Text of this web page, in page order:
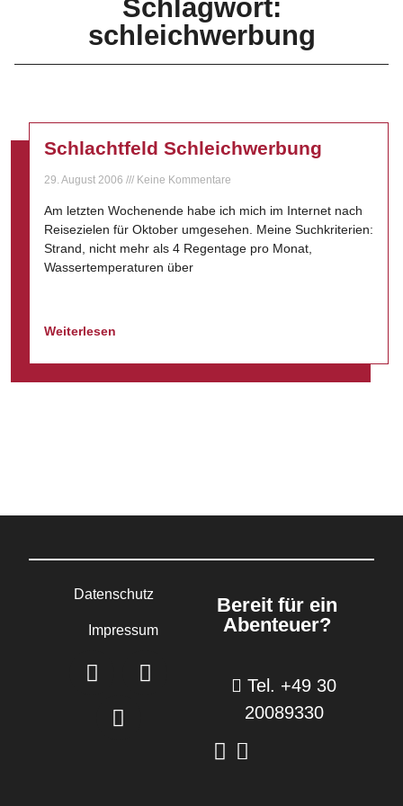
Schlagwort:
schleichwerbung
Schlachtfeld Schleichwerbung
29. August 2006 Keine Kommentare
Am letzten Wochenende habe ich mich im Internet nach
Reisezielen für Oktober umgesehen. Meine Suchkriterien:
Strand, nicht mehr als 4 Regentage pro Monat,
Wassertemperaturen über
Weiterlesen
Datenschutz
Impressum
Bereit für ein
Abenteuer?
Tel. +49 30
20089330